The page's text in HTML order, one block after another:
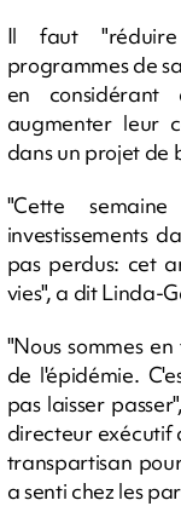
Il faut "réduire
programmes de
en considérant
augmenter leur
dans un projet de
"Cette
investissements
pas perdus: cet
vies", a dit Linda-
"Nous sommes
de l'épidémie.
pas laisser
directeur exécutif
transpartisan
a senti chez les